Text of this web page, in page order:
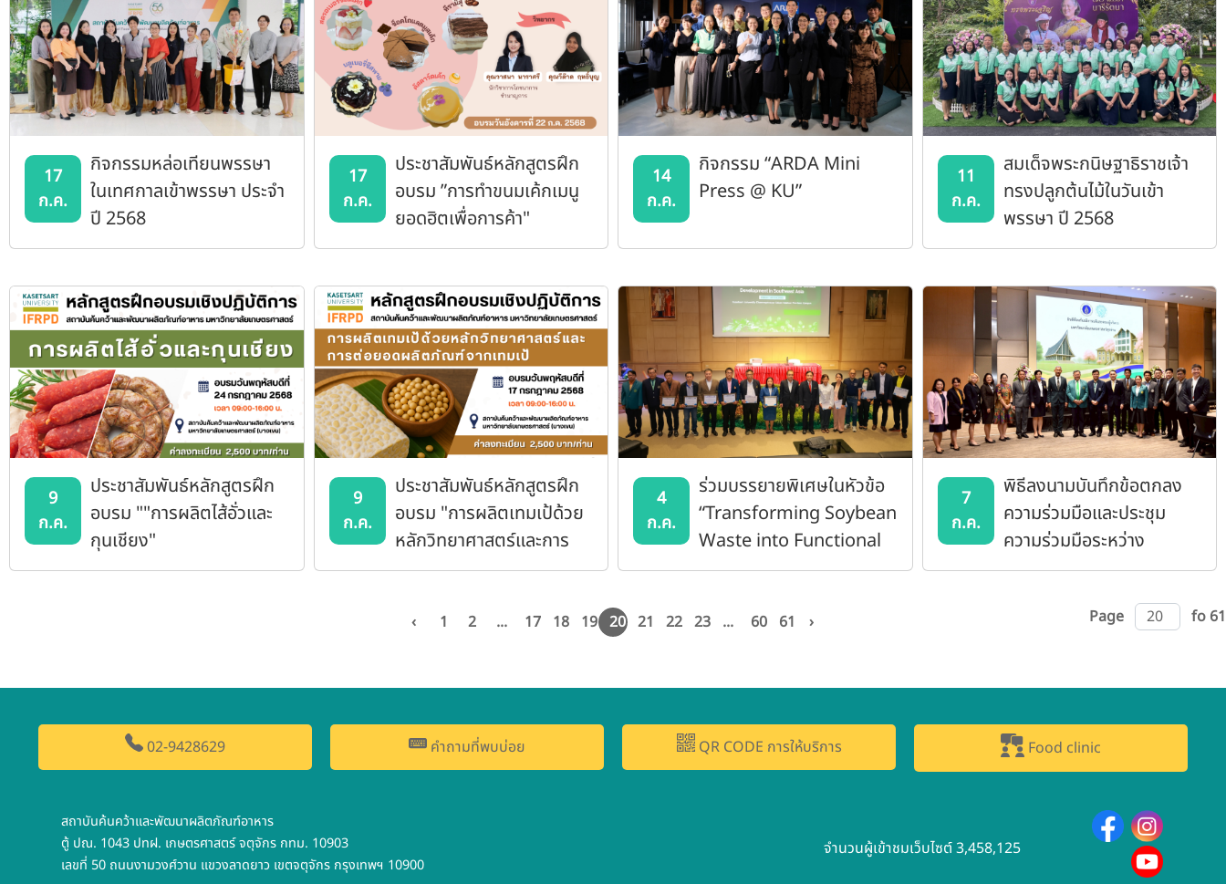
17
ก.ค.
กิจกรรมหล่อเทียนพรรษา
ในเทศกาลเข้าพรรษา ประจำ
ปี 2568
17
ก.ค.
ประชาสัมพันธ์หลักสูตรฝึก
อบรม ”การทำขนมเค้กเมนู
ยอดฮิตเพื่อการค้า"
14
ก.ค.
กิจกรรม “ARDA Mini
Press @ KU”
11
ก.ค.
สมเด็จพระกนิษฐาธิราชเจ้า
ทรงปลูกต้นไม้ในวันเข้า
พรรษา ปี 2568
9
ก.ค.
ประชาสัมพันธ์หลักสูตรฝึก
อบรม ""การผลิตไส้อั่วและ
กุนเชียง"
9
ก.ค.
ประชาสัมพันธ์หลักสูตรฝึก
อบรม "การผลิตเทมเป้ด้วย
หลักวิทยาศาสตร์และการ
ต่อยอดผลิตภัณฑ์จากเทม
4
ก.ค.
ร่วมบรรยายพิเศษในหัวข้อ
“Transforming Soybean
Waste into Functional
Food Ingredients:
Extraction and
Asia”
7
ก.ค.
พิธีลงนามบันทึกข้อตกลง
ความร่วมมือและประชุม
ความร่วมมือระหว่าง
มหาวิทยาลัยมหิดลและ
มหาวิทยาลัยเกษตรศาสตร์
‹ 1 2 ... 17 18 19 20 21 22 23 ... 60 61 › Page fo 61
02-9428629 คำถามที่พบบ่อย QR CODE การให้บริการ Food clinic
สถาบันค้นคว้าและพัฒนาผลิตภัณฑ์อาหาร
ตู้ ปณ. 1043 ปทฝ. เกษตรศาสตร์ จตุจักร กทม. 10903
เลขที่ 50 ถนนงามวงศ์วาน แขวงลาดยาว เขตจตุจักร กรุงเทพฯ 10900
จำนวนผู้เข้าชมเว็บไซต์ 3,458,125